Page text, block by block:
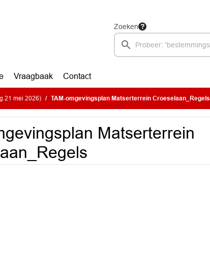
Zoeken
Vraagbaak Contact
21 mei 2026) TAM-omgevingsplan Matserterrein Croeselaan_Regels
Matserterrein